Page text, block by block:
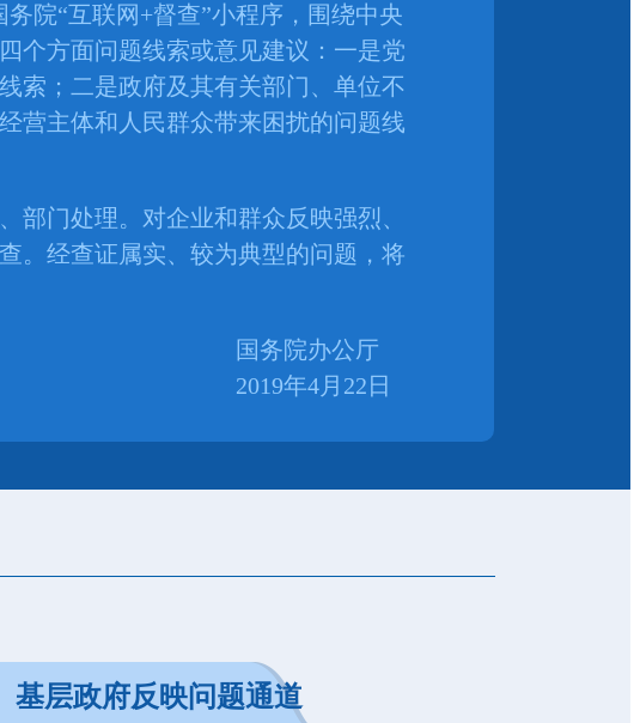
院“互联网+督查”小程序，围绕中央
个方面问题线索或意见建议：一是党
索；二是政府及其有关部门、单位不
营主体和人民群众带来困扰的问题线
门处理。对企业和群众反映强烈、
。经查证属实、较为典型的问题，将
国务院办公厅
2019年4月22日
基层政府反映问题通道